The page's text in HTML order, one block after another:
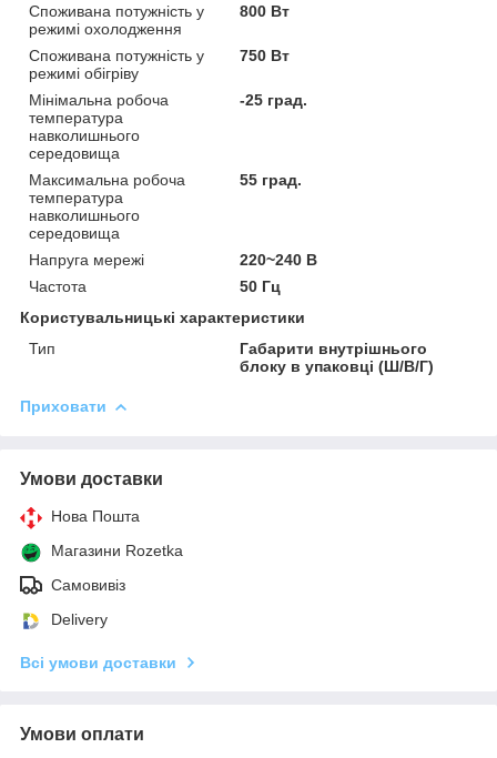
Споживана потужність у
режимі охолодження
800 Вт
Споживана потужність у
режимі обігріву
750 Вт
Мінімальна робоча
температура
навколишнього
середовища
-25 град.
Максимальна робоча
температура
навколишнього
середовища
55 град.
Напруга мережі
220~240 В
Частота
50 Гц
Користувальницькі характеристики
Тип
Габарити внутрішнього
блоку в упаковці (Ш/В/Г)
Приховати
Умови доставки
Нова Пошта
Магазини Rozetka
Самовивіз
Delivery
Всі умови доставки
Умови оплати